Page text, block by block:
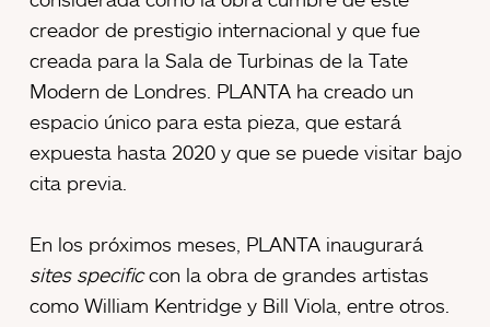
creador de prestigio internacional y que fue
creada para la Sala de Turbinas de la Tate
Modern de Londres. PLANTA ha creado un
espacio único para esta pieza, que estará
expuesta hasta 2020 y que se puede visitar bajo
cita previa.
En los próximos meses, PLANTA inaugurará
sites specificcon la obra de grandes artistas
como William Kentridge y Bill Viola, entre otros.